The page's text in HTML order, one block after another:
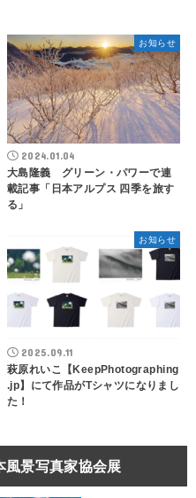
お知らせ
2024.01.04
大島隆義 グリーン・パワーで連
載記事「日本アルプス 四季を旅す
る」
お知らせ
2025.09.11
萩原れいこ【KeepPhotographing​
.jp】にて作品がTシャツになりまし
た！
風景写真家協会展